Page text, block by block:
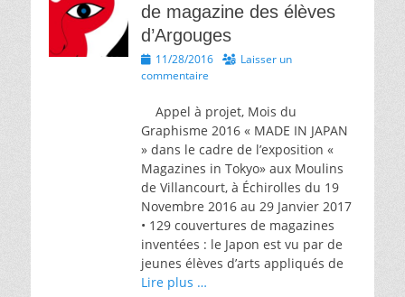
de magazine des élèves
d’Argouges
Posted
on
11/28/2016
Laisser un
commentaire
Appel à projet, Mois du
Graphisme 2016 « MADE IN JAPAN
» dans le cadre de l’exposition «
Magazines in Tokyo» aux Moulins
de Villancourt, à Échirolles du 19
Novembre 2016 au 29 Janvier 2017
• 129 couvertures de magazines
inventées : le Japon est vu par de
jeunes élèves d’arts appliqués de
Lire plus …